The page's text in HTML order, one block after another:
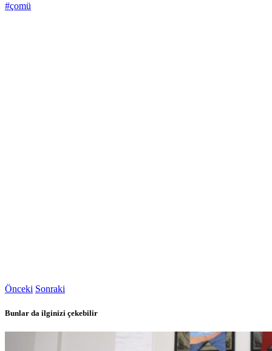
#çomü
Önceki Sonraki
Bunlar da ilginizi çekebilir